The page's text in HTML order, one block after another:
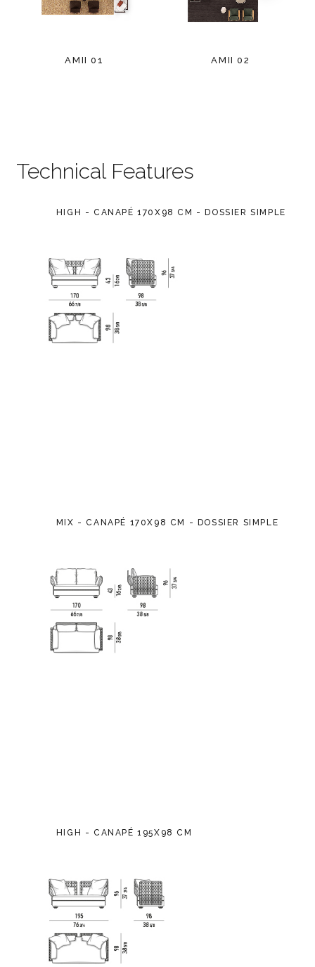
AMII 01 AMII 02
Technical Features
HIGH - CANAPÉ 170X98 CM - DOSSIER SIMPLE
MIX - CANAPÉ 170X98 CM - DOSSIER SIMPLE
HIGH - CANAPÉ 195X98 CM